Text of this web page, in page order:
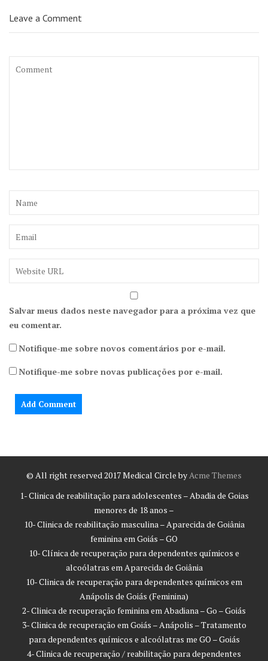
Leave a Comment
Salvar meus dados neste navegador para a próxima vez que
eu comentar.
Notifique-me sobre novos comentários por e-mail.
Notifique-me sobre novas publicações por e-mail.
© All right reserved 2017Medical Circle byAcme Themes
1- Clinica de reabilitação para adolescentes – Abadia de Goias
menores de 18 anos –
10- Clinica de reabilitação masculina – Aparecida de Goiânia
feminina em Goiás – GO
10- Clínica de recuperação para dependentes químicos e
alcoólatras em Aparecida de Goiânia
10- Clinica de recuperação para dependentes químicos em
Anápolis de Goiás (Feminina)
2- Clinica de recuperação feminina em Abadiana – Go – Goiás
3- Clinica de recuperação em Goiás – Anápolis – Tratamento
para dependentes químicos e alcoólatras me GO – Goiás
4- Clinica de recuperação / reabilitação para dependentes